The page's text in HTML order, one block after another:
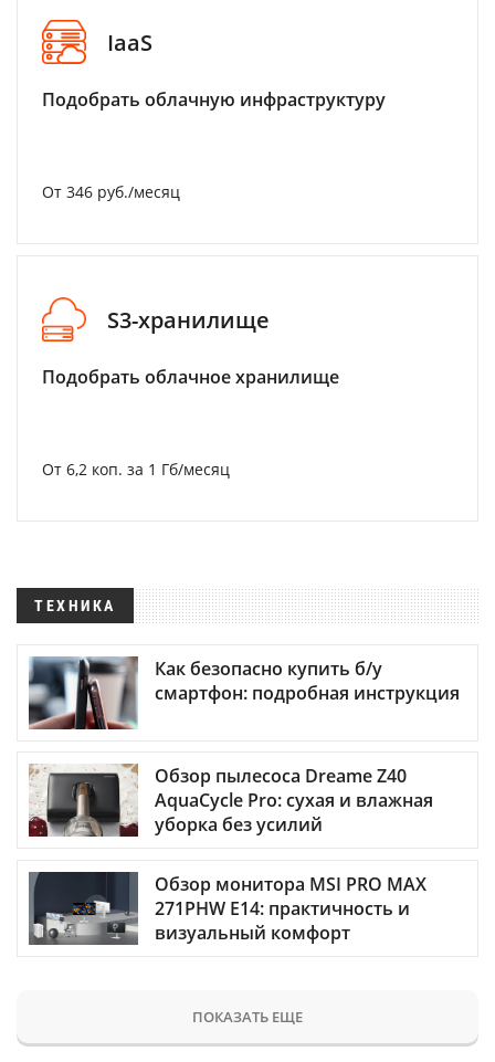
IaaS
Подобрать облачную инфраструктуру
От 346 руб./месяц
S3-хранилище
Подобрать облачное хранилище
От 6,2 коп. за 1 Гб/месяц
ТЕХНИКА
Как безопасно купить б/у
смартфон: подробная инструкция
Обзор пылесоса Dreame Z40
AquaCycle Pro: сухая и влажная
уборка без усилий
Обзор монитора MSI PRO MAX
271PHW E14: практичность и
визуальный комфорт
ПОКАЗАТЬ ЕЩЕ